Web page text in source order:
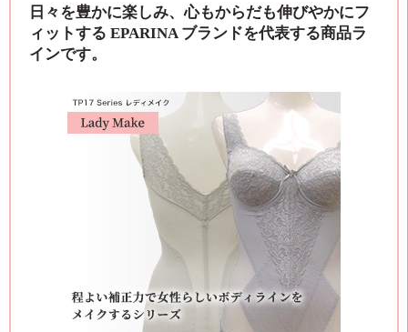
日々を豊かに楽しみ、心もからだも伸びやかにフ
ィットする EPARINA ブランドを代表する商品ラ
インです。